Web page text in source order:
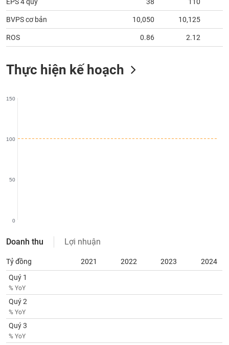
BVPS cơ bản 10,050 10,125
ROS 0.86 2.12
Thực hiện kế hoạch
0
50
100
150
Doanh thu Lợi nhuận
Tỷ đồng 2021 2022 2023
2024
Quý 1
% YoY
Quý 2
% YoY
Quý 3
% YoY
đầu
thông
liệu
chính